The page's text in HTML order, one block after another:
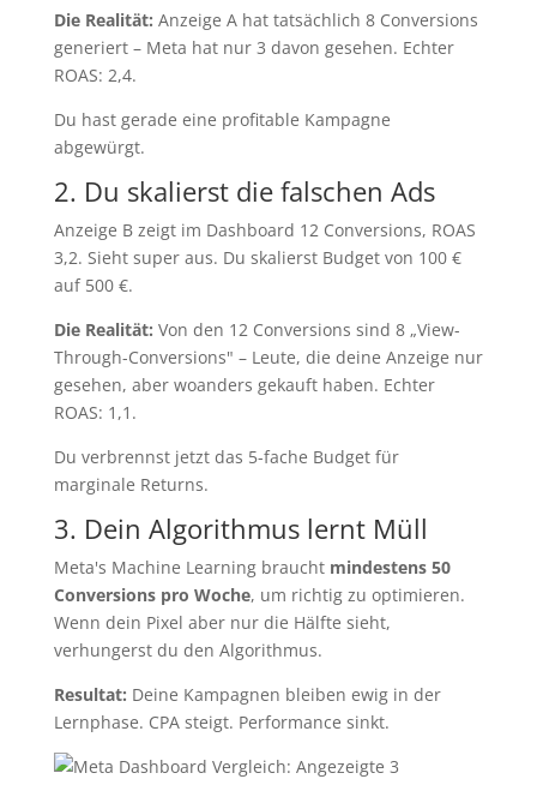
Die Realität: Anzeige A hat tatsächlich 8 Conversions
generiert – Meta hat nur 3 davon gesehen. Echter
ROAS: 2,4.
Du hast gerade eine profitable Kampagne
abgewürgt.
2. Du skalierst die falschen Ads
Anzeige B zeigt im Dashboard 12 Conversions, ROAS
3,2. Sieht super aus. Du skalierst Budget von 100 €
auf 500 €.
Die Realität: Von den 12 Conversions sind 8 „View-
Through-Conversions" – Leute, die deine Anzeige nur
gesehen, aber woanders gekauft haben. Echter
ROAS: 1,1.
Du verbrennst jetzt das 5-fache Budget für
marginale Returns.
3. Dein Algorithmus lernt Müll
Meta's Machine Learning braucht mindestens 50
Conversions pro Woche, um richtig zu optimieren.
Wenn dein Pixel aber nur die Hälfte sieht,
verhungerst du den Algorithmus.
Resultat: Deine Kampagnen bleiben ewig in der
Lernphase. CPA steigt. Performance sinkt.